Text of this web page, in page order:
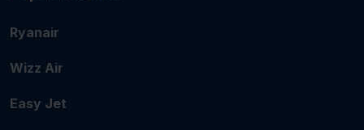
Ryanair
Wizz Air
Easy Jet